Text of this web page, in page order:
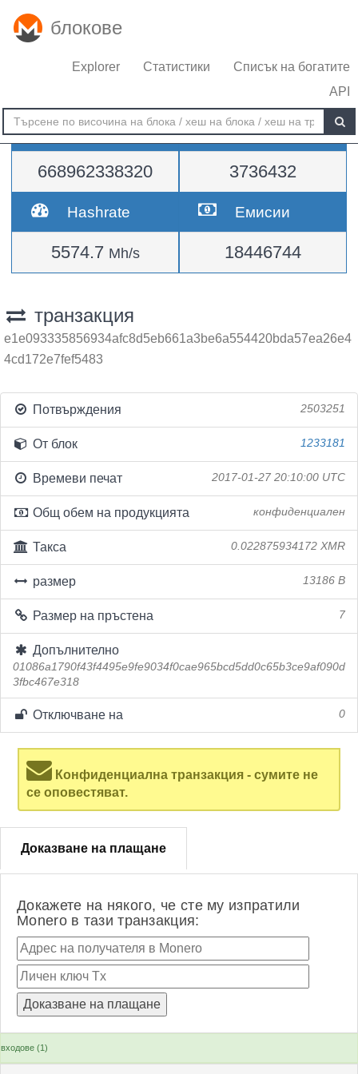
блокове
Explorer Статистики
Списък на богатите
API
Трудност
668962338320
височина
3736432
Hashrate
5574.7 Mh/s
Емисии
18446744
транзакция
e1e093335856934afc8d5eb661a3be6a554420bda57ea26e4
4cd172e7fef5483
Потвърждения 2503251
От блок 1233181
Времеви печат 2017-01-27 20:10:00 UTC
Общ обем на продукцията конфиденциален
Такса 0.022875934172 XMR
размер 13186 B
Размер на пръстена 7
Допълнително
01086a1790f43f4495e9fe9034f0cae965bcd5dd0c65b3ce9af090d
3fbc467e318
Отключване на 0
Конфиденциална транзакция - сумите не
се оповестяват.
Доказване на плащане
Докажете на някого, че сте му изпратили
Monero в тази транзакция:
входове (1)